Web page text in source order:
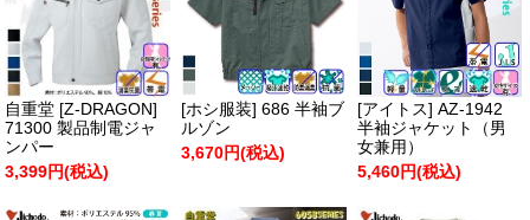
自重堂 [Z-DRAGON]
71300 製品制電ジャ
ンパー
3,399円(税込)
[ホシ服装] 686 半袖ブ
ルゾン
3,670円(税込)
[アイトス] AZ-1942
半袖ジャケット（男
女兼用）
5,460円(税込)